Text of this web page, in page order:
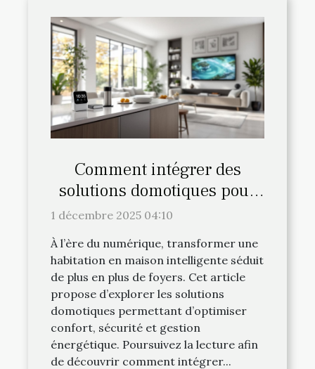
Comment intégrer des
solutions domotiques pour
une maison intelligente ?
1 décembre 2025 04:10
À l’ère du numérique, transformer une
habitation en maison intelligente séduit
de plus en plus de foyers. Cet article
propose d’explorer les solutions
domotiques permettant d’optimiser
confort, sécurité et gestion
énergétique. Poursuivez la lecture afin
de découvrir comment intégrer...